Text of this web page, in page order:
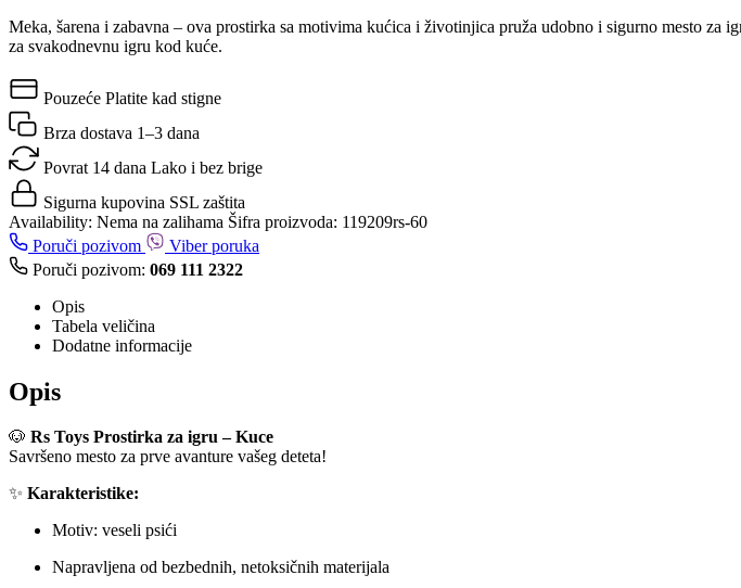
Meka, šarena i zabavna – ova prostirka sa motivima kućica i životinjica pruža udobno i sigurno mesto
za svakodnevnu igru kod kuće.
Pouzeće Platite kad stigne
Brza dostava 1–3 dana
Povrat 14 dana Lako i bez brige
Sigurna kupovina SSL zaštita
Availability: Nema na zalihama Šifra proizvoda: 119209rs-60
Poruči pozivom
Viber poruka
Poruči pozivom: 069 111 2322
Opis
Tabela veličina
Dodatne informacije
Opis
🐶 Rs Toys Prostirka za igru – Kuce
Savršeno mesto za prve avanture vašeg deteta!
✨ Karakteristike:
Motiv: veseli psići
Napravljena od bezbednih, netoksičnih materijala